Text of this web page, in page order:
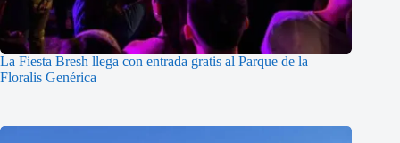
La Fiesta Bresh llega con entrada gratis al Parque de la
Floralis Genérica